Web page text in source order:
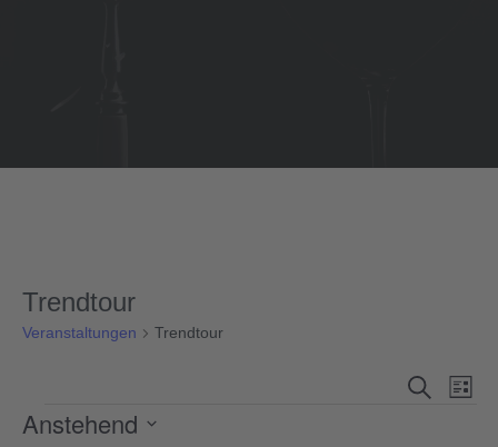
Trendtour
Veranstaltungen Trendtour
Suche
Liste
Veranstaltungen
Anstehend